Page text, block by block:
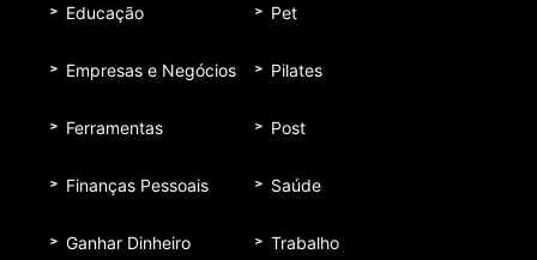
Educação
Empresas e Negócios
Ferramentas
Finanças Pessoais
Ganhar Dinheiro
Pet
Pilates
Post
Saúde
Trabalho